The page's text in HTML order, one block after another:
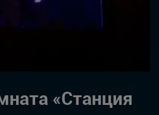
«Станция